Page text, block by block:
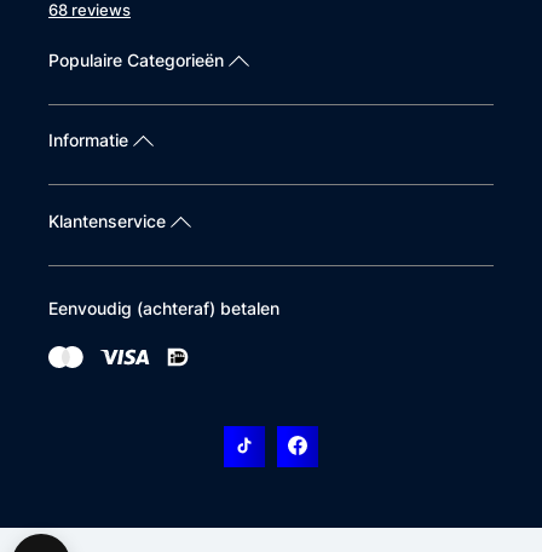
68 reviews
Populaire Categorieën
Informatie
Klantenservice
Eenvoudig (achteraf) betalen